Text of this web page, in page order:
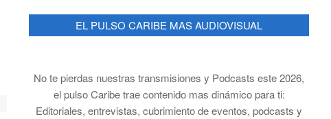
EL PULSO CARIBE MAS AUDIOVISUAL
No te pierdas nuestras transmisiones y Podcasts este 2026,
el pulso Caribe trae contenido mas dinámico para ti:
Editoriales, entrevistas, cubrimiento de eventos, podcasts y